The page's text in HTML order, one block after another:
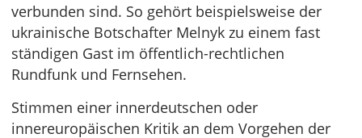
verbunden sind. So gehört beispielsweise der
ukrainische Botschafter Melnyk zu einem fast
ständigen Gast im öffentlich-rechtlichen
Rundfunk und Fernsehen.
Stimmen einer innerdeutschen oder
innereuropäischen Kritik an dem Vorgehen der